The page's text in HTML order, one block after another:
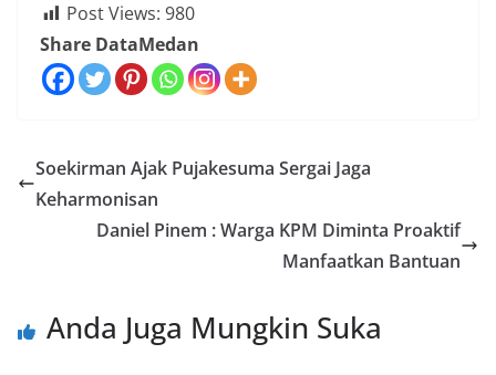
Post Views: 980
Share DataMedan
Soekirman Ajak Pujakesuma Sergai Jaga
Keharmonisan
Daniel Pinem : Warga KPM Diminta Proaktif
Manfaatkan Bantuan
Anda Juga Mungkin Suka